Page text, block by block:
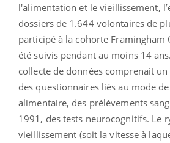
l'alimentation et le vieillissement,
dossiers de 1.644 volontaires de
participé à la cohorte Framingham
été suivis pendant au moins 14
collecte de données comprenait
des questionnaires liés au mode
alimentaire, des prélèvements
1991, des tests neurocognitifs. Le
vieillissement (soit la vitesse à